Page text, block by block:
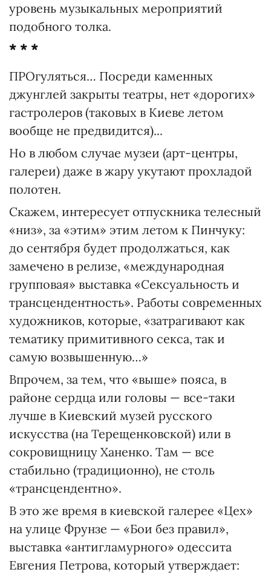
уровень музыкальных мероприятий
подобного толка.
* * *
ПРОгуляться… Посреди каменных
джунглей закрыты театры, нет «дорогих»
гастролеров (таковых в Киеве летом
вообще не предвидится)...
Но в любом случае музеи (арт-центры,
галереи) даже в жару укутают прохладой
полотен.
Скажем, интересует отпускника телесный
«низ», за «этим» этим летом к Пинчуку:
до сентября будет продолжаться, как
замечено в релизе, «международная
групповая» выставка «Сексуальность и
трансцендентность». Работы современных
художников, которые, «затрагивают как
тематику примитивного секса, так и
самую возвышенную…»
Впрочем, за тем, что «выше» пояса, в
районе сердца или головы — все-таки
лучше в Киевский музей русского
искусства (на Терещенковской) или в
сокровищницу Ханенко. Там — все
стабильно (традиционно), не столь
«трансцендентно».
В это же время в киевской галерее «Цех»
на улице Фрунзе — «Бои без правил»,
выставка «антигламурного» одессита
Евгения Петрова, который утверждает: